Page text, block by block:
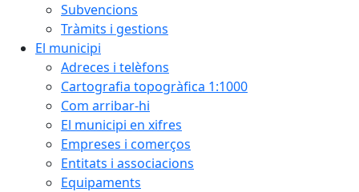
Subvencions
Tràmits i gestions
El municipi
Adreces i telèfons
Cartografia topogràfica 1:1000
Com arribar-hi
El municipi en xifres
Empreses i comerços
Entitats i associacions
Equipaments